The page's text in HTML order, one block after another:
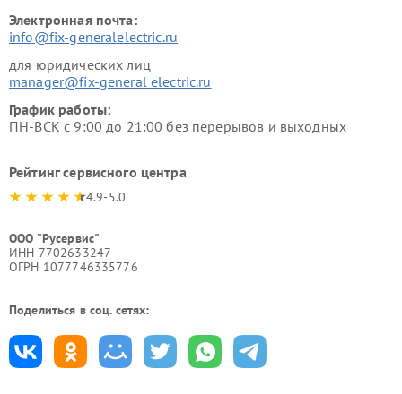
Электронная почта:
info@fix-generalelectric.ru
для юридических лиц
manager@fix-general electric.ru
График работы:
ПН-ВСК с 9:00 до 21:00 без перерывов и выходных
Рейтинг сервисного центра
4.9-5.0
ООО "Русервис"
ИНН 7702633247
ОГРН 1077746335776
Поделиться в соц. сетях: